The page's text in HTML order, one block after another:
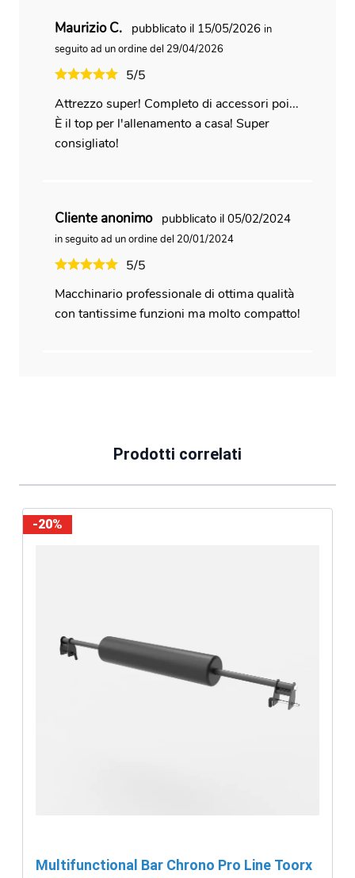
Maurizio C. pubblicato il 15/05/2026 in
seguito ad un ordine del 29/04/2026
5/5
Attrezzo super! Completo di accessori poi...
È il top per l'allenamento a casa! Super
consigliato!
Cliente anonimo pubblicato il 05/02/2024
in seguito ad un ordine del 20/01/2024
5/5
Macchinario professionale di ottima qualità
con tantissime funzioni ma molto compatto!
Prodotti correlati
Multifunctional Bar Chrono Pro Line Toorx
-20%